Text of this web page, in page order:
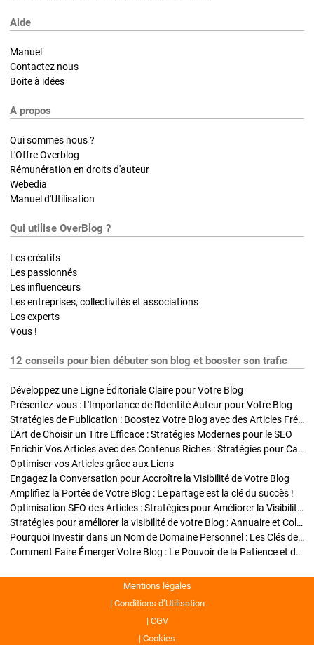
Aide
Manuel
Contactez nous
Boite à idées
A propos
Qui sommes nous ?
L'Offre Overblog
Rémunération en droits d'auteur
Webedia
Manuel d'Utilisation
Qui utilise OverBlog ?
Les créatifs
Les passionnés
Les influenceurs
Les entreprises, collectivités et associations
Les experts
Vous !
12 conseils pour bien débuter son blog et booster son trafic
Développez une Ligne Éditoriale Claire pour Votre Blog
Présentez-vous : L'Importance de l'Identité Auteur pour Votre Blog
Stratégies de Publication : Boostez Votre Blog avec des Articles Fréquents et Exclusifs
L'Art de Choisir un Titre Efficace : Stratégies Modernes pour le SEO
Enrichir Vos Articles avec des Contenus Riches : Stratégies pour Captiver et Optimiser
Optimiser vos Articles grâce aux Liens
Engagez la Conversation pour Accroître la Visibilité de Votre Blog
Amplifiez la Portée de Votre Blog : Le partage est la clé du succès !
Optimisation SEO des Articles : Stratégies pour Améliorer la Visibilité de Votre Blog
Stratégies pour améliorer la visibilité de votre Blog : Annuaire et Collaborations
Pourquoi Investir dans un Nom de Domaine Personnel : Les Clés de la Réussite de Votre Blog
Comment Faire Émerger Votre Blog : Le Pouvoir de la Patience et de la Persévérance
Mentions légales
Conditions d’Utilisation
CGV
Cookies